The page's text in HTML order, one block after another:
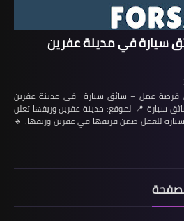
سيارة في مدينة عفرين
عمل – سائق سيارة في مدينة عفرين
سيارة 📍 الموقع: مدينة عفرين وريفها تعلن
للعمل ضمن فريقها في عفرين وريفها. 🔹